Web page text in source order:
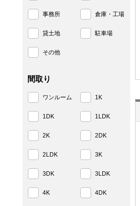
事務所 倉庫・工場
貸土地 駐車場
その他
間取り
ワンルーム 1K
1DK 1LDK
2K 2DK
2LDK 3K
3DK 3LDK
4K 4DK